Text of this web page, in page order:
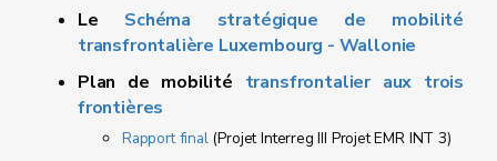
Le Schéma stratégique de mobilité
transfrontalière Luxembourg - Wallonie
Plan de mobilité transfrontalier aux trois
frontières
Rapport final(Projet Interreg III Projet EMR INT 3)